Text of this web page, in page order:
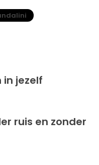
jezelf
ruis en zonder